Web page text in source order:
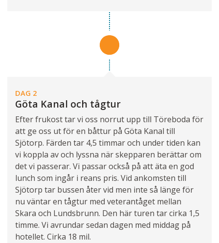
DAG 2
Göta Kanal och tågtur
Efter frukost tar vi oss norrut upp till Töreboda för
att ge oss ut för en båttur på Göta Kanal till
Sjötorp. Färden tar 4,5 timmar och under tiden kan
vi koppla av och lyssna när skepparen berättar om
det vi passerar. Vi passar också på att äta en god
lunch som ingår i reans pris. Vid ankomsten till
Sjötorp tar bussen åter vid men inte så länge för
nu väntar en tågtur med veterantåget mellan
Skara och Lundsbrunn. Den här turen tar cirka 1,5
timme. Vi avrundar sedan dagen med middag på
hotellet. Cirka 18 mil.